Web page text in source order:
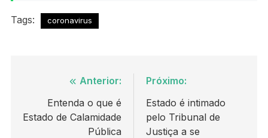
Tags: coronavirus
Navegação
Post
Anterior:
Entenda o que é
Estado de Calamidade
Pública
Próximo:
Estado é intimado
pelo Tribunal de
Justiça a se